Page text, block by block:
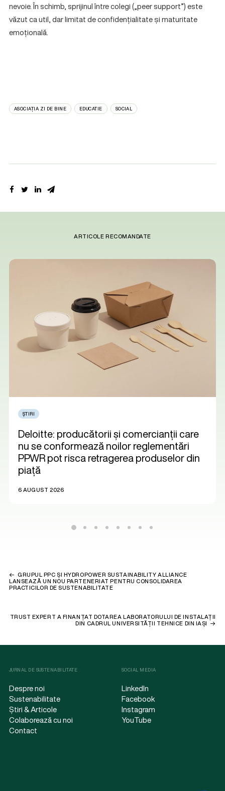
nevoie. În schimb, sprijinul între colegi („peer support”) este
văzut ca util, dar limitat de confidențialitate și maturitate
emoțională.
ASOCIAȚIA ZI DE BINE EDUCATIE SOCIAL
ARTICOLE RECOMANDATE
ȘTIRI
Deloitte: producătorii și comercianții care
nu se conformează noilor reglementări
PPWR pot risca retragerea produselor din
piață
6 AUGUST 2026
GRUPUL PPC ȘI HYDROPOWER SUSTAINABILITY ALLIANCE
LANSEAZĂ UN NOU PARTENERIAT PENTRU CONSOLIDAREA
PRACTICILOR DE SUSTENABILITATE
TRUST EXPERT A FINANȚAT DOTAREA LABORATORULUI DE INSTALAȚII
DIN CADRUL UNIVERSITĂȚII TEHNICE DIN IAȘI
JURNAL DE SUSTENABILITATE
Despre noi
Sustenabilitate
Știri & Articole
Colaborează cu noi
Contact
SOCIAL MEDIA
LinkedIn
Facebook
Instagram
YouTube